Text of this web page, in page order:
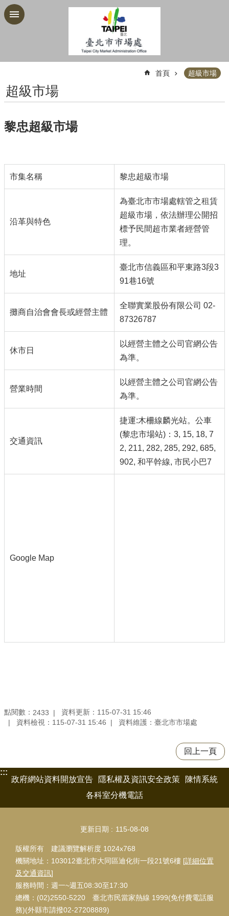
跳到主要內容區塊
首頁 超級市場
超級市場
黎忠超級市場
市集名稱 黎忠超級市場
沿革與特色
為臺北市市場處轄管之租賃
超級市場，依法辦理公開招
標予民間超市業者經營管
理。
地址
臺北市信義區和平東路3段3
91巷16號
攤商自治會會長或經營主體
全聯實業股份有限公司 02-
87326787
休市日
以經營主體之公司官網公告
為準。
營業時間
以經營主體之公司官網公告
為準。
交通資訊
捷運:木柵線麟光站。公車
(黎忠市場站)：3, 15, 18, 7
2, 211, 282, 285, 292, 685,
902, 和平幹線, 市民小巴7
Google Map
點閱數： 2433
資料更新：115-07-31 15:46
資料檢視：115-07-31 15:46
資料維護：臺北市市場處
回上一頁
:::
政府網站資料開放宣告
隱私權及資訊安全政策
陳情系統
各科室分機電話
更新日期 115-08-08
版權所有 建議瀏覽解析度 1024x768
機關地址：103012臺北市大同區迪化街一段21號6樓 [詳細位置
及交通資訊]
服務時間：週一~週五08:30至17:30
總機：(02)2550-5220 臺北市民當家熱線 1999(免付費電話服
務)(外縣市請撥02-27208889)